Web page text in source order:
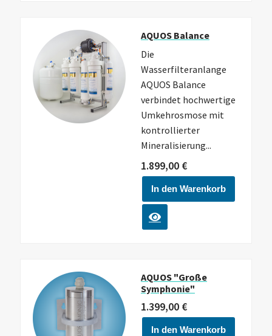
AQUOS Balance
Die
Wasserfilteranlange
AQUOS Balance
verbindet hochwertige
Umkehrosmose mit
kontrollierter
Mineralisierung...
1.899,00 €
In den Warenkorb
AQUOS "große
Symphonie"
1.399,00 €
In den Warenkorb